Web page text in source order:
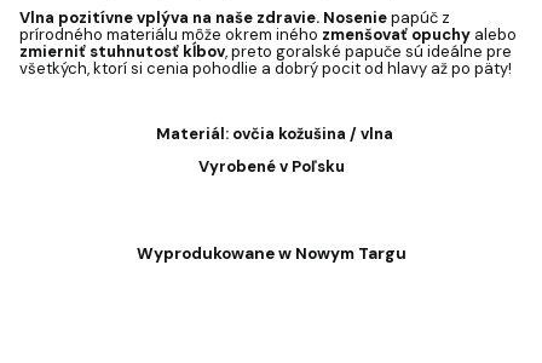
Vlna pozitívne vplýva na naše zdravie. Noseniepapúč z
prírodného materiálu môže okrem iného zmenšovať opuchy alebo
zmierniť stuhnutosť kĺbov, preto goralské papuče sú ideálne pre
všetkých, ktorí si cenia pohodlie a dobrý pocit od hlavy až po päty!
Materiál: ovčia kožušina / vlna
Vyrobené v Poľsku
Wyprodukowane w Nowym Targu